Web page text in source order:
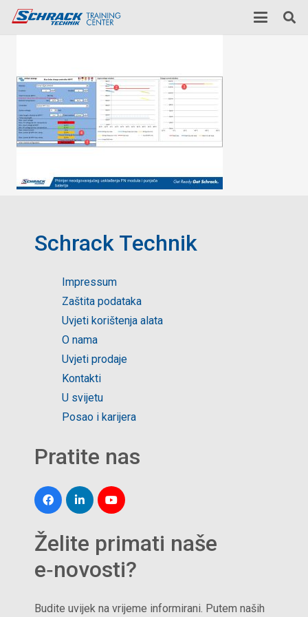
Schrack Technik
Impressum
Zaštita podataka
Uvjeti korištenja alata
O nama
Uvjeti prodaje
Kontakti
U svijetu
Posao i karijera
Pratite nas
Želite primati naše
e‑novosti?
Budite uvijek na vrijeme informirani. Putem naših